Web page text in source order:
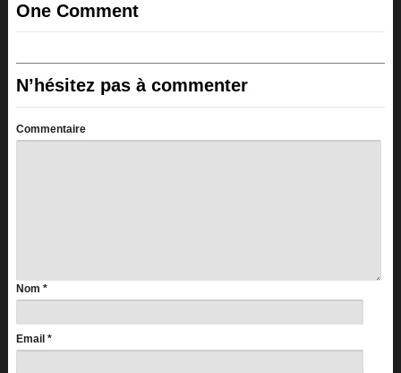
One Comment
N’hésitez pas à commenter
Commentaire
Nom *
Email *